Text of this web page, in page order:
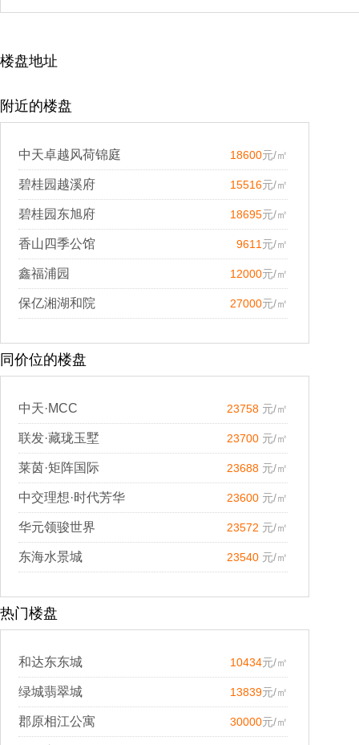
楼盘地址
附近的楼盘
中天卓越风荷锦庭 18600元/㎡
碧桂园越溪府 15516元/㎡
碧桂园东旭府 18695元/㎡
香山四季公馆 9611 元/㎡
鑫福浦园 12000元/㎡
保亿湘湖和院 27000元/㎡
同价位的楼盘
中天·MCC 23758 元/㎡
联发·藏珑玉墅 23700 元/㎡
莱茵·矩阵国际 23688 元/㎡
中交理想·时代芳华 23600 元/㎡
华元领骏世界 23572 元/㎡
东海水景城 23540 元/㎡
热门楼盘
和达东东城 10434元/㎡
绿城翡翠城 13839元/㎡
郡原相江公寓 30000元/㎡